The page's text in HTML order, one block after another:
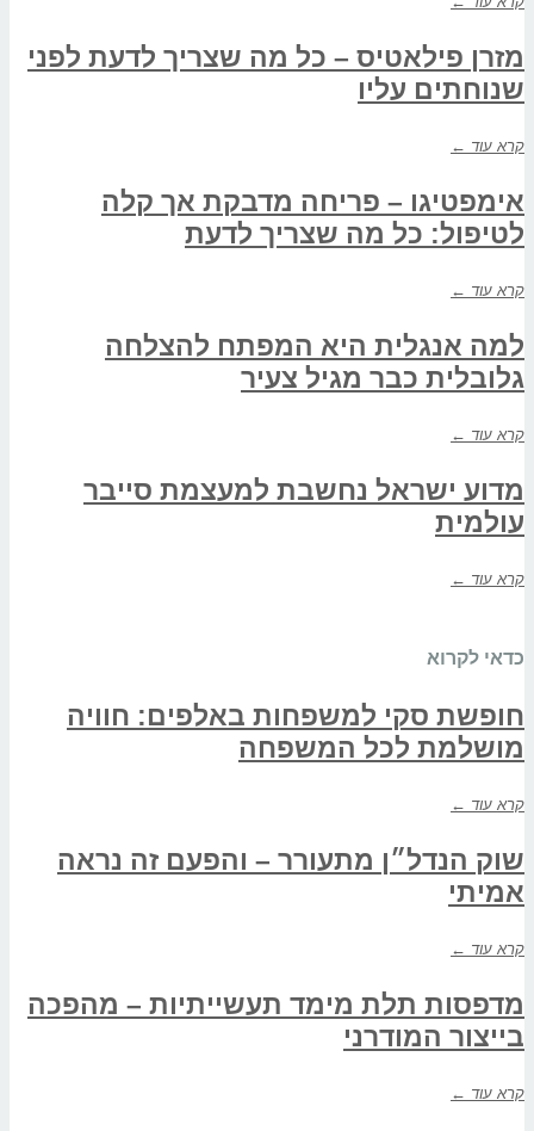
מזרן פילאטיס – כל מה שצריך לדעת לפני
שנוחתים עליו
קרא עוד ←
אימפטיגו – פריחה מדבקת אך קלה
לטיפול: כל מה שצריך לדעת
קרא עוד ←
למה אנגלית היא המפתח להצלחה
גלובלית כבר מגיל צעיר
קרא עוד ←
מדוע ישראל נחשבת למעצמת סייבר
עולמית
קרא עוד ←
כדאי לקרוא
חופשת סקי למשפחות באלפים: חוויה
מושלמת לכל המשפחה
קרא עוד ←
שוק הנדל״ן מתעורר – והפעם זה נראה
אמיתי
קרא עוד ←
מדפסות תלת מימד תעשייתיות – מהפכה
בייצור המודרני
קרא עוד ←